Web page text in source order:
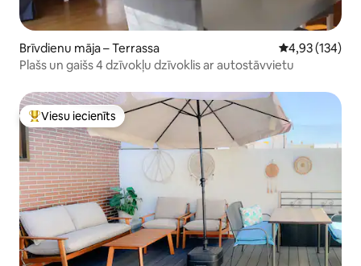
Brīvdienu māja – Terrassa Vidējais
4,93 (134)
Plašs un gaišs 4 dzīvokļu dzīvoklis ar autostāvvietu
Populārs viesu iecienīts mājoklis
Viesu iecienīts